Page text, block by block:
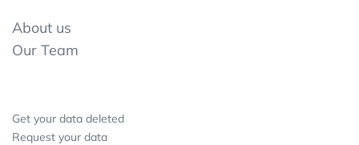
About us
Our Team
Get your data deleted
Request your data